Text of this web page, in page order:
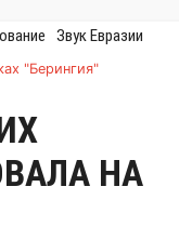
Звук Евразии
"Берингия"
НА